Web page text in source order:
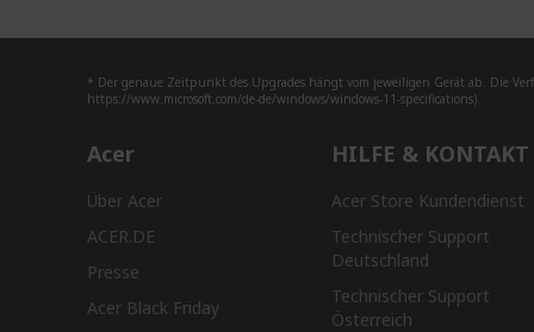
* Der genaue Zeitpunkt des Upgrades hängt vom jeweiligen Gerät ab. Die
https://www.microsoft.com/de-de/windows/windows-11-specifications).
Acer
Über Acer
ACER.DE
Presse
Acer Black Friday
HILFE & KONTAKT
Acer Store Kundendienst
Technischer Support
Deutschland
Technischer Support
Österreich